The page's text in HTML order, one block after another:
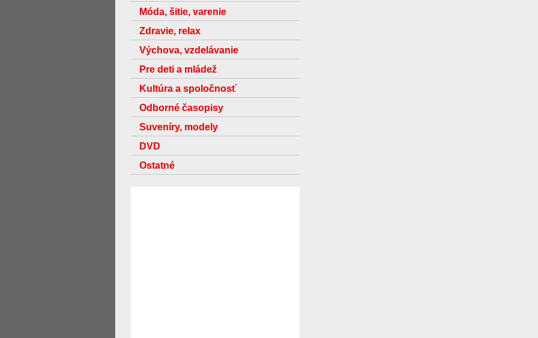
Móda, šitie, varenie
Zdravie, relax
Výchova, vzdelávanie
Pre deti a mládež
Kultúra a spoločnosť
Odborné časopisy
Suveníry, modely
DVD
Ostatné